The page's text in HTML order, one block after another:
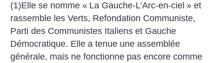
(1)Elle se nomme « La Gauche-L’Arc-en-ciel » et
rassemble les Verts, Refondation Communiste,
Parti des Communistes Italiens et Gauche
Démocratique. Elle a tenue une assemblée
générale, mais ne fonctionne pas encore comme